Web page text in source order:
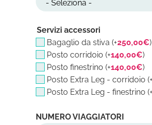
Servizi accessori
Bagaglio da stiva (+250,00€)
Posto corridoio (+140,00€)
Posto finestrino (+140,00€)
Posto Extra Leg - corridoio (+
Posto Extra Leg - finestrino (+